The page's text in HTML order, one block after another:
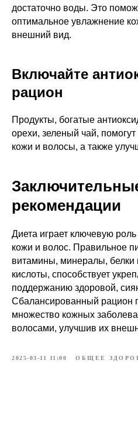
достаточно воды. Это
оптимальное увлажнение
внешний вид.
Включайте
рацион
Продукты, богатые
орехи, зеленый чай,
кожи и волосы, а также
рекомендации
Диета играет ключевую
кожи и волос. Правильное
витамины, минералы,
кислоты, способствует
поддержанию здоровой,
Сбалансированный рацион
множество кожных
волосами, улучшив их
2025-03-11 11:00 ОБЩЕЕ